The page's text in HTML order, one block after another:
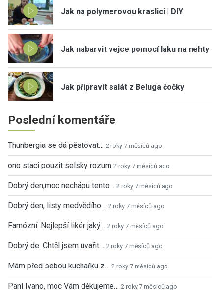
Jak na polymerovou kraslici | DIY
Jak nabarvit vejce pomocí laku na nehty
Jak připravit salát z Beluga čočky
Poslední komentáře
Thunbergia se dá pěstovat… 2 roky 7 měsíců ago
ono staci pouzit selsky rozum 2 roky 7 měsíců ago
Dobrý den,moc nechápu tento… 2 roky 7 měsíců ago
Dobrý den, listy medvědího… 2 roky 7 měsíců ago
Famózní. Nejlepší likér jaký… 2 roky 7 měsíců ago
Dobrý de. Chtěl jsem uvařit… 2 roky 7 měsíců ago
Mám před sebou kuchařku z… 2 roky 7 měsíců ago
Paní Ivano, moc Vám děkujeme… 2 roky 7 měsíců ago